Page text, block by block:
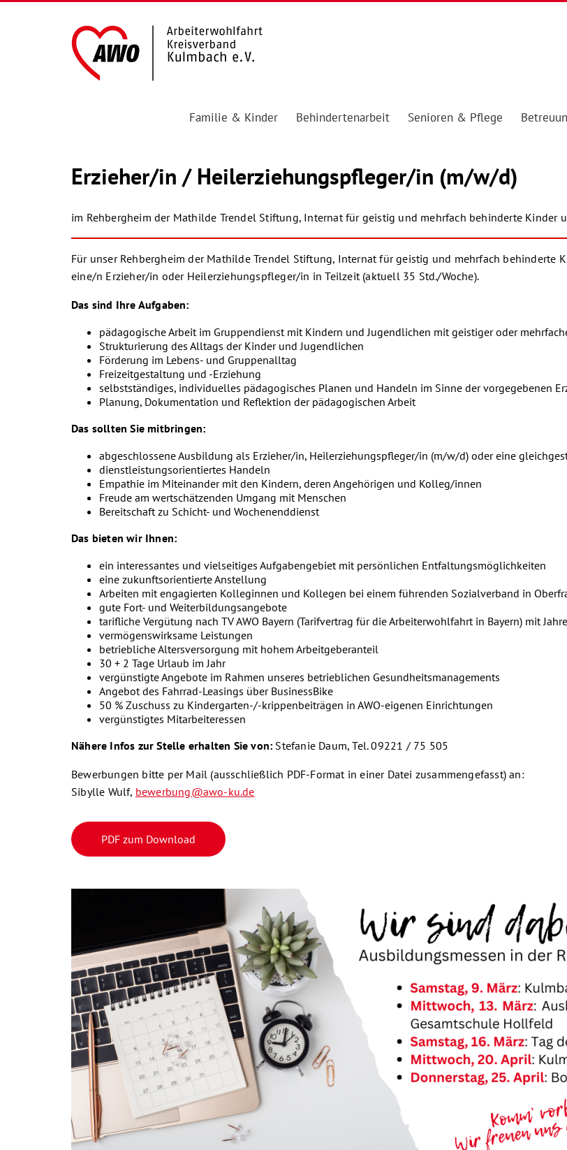
Familie & Kinder Behindertenarbeit Senioren & Pflege
Erzieher/in / Heilerziehungspfleger/in (m/w/d)
im Rehbergheim der Mathilde Trendel Stiftung, Internat für geistig und mehrfach behinderte Kinder
Für unser Rehbergheim der Mathilde Trendel Stiftung, Internat für geistig und mehrfach behinderte
eine/n Erzieher/in oder Heilerziehungspfleger/in in Teilzeit (aktuell 35 Std./Woche).
Das sind Ihre Aufgaben:
pädagogische Arbeit im Gruppendienst mit Kindern und Jugendlichen mit geistiger oder
Strukturierung des Alltags der Kinder und Jugendlichen
Förderung im Lebens- und Gruppenalltag
Freizeitgestaltung und -Erziehung
selbstständiges, individuelles pädagogisches Planen und Handeln im Sinne der vorgegebenen
Planung, Dokumentation und Reflektion der pädagogischen Arbeit
Das sollten Sie mitbringen:
abgeschlossene Ausbildung als Erzieher/in, Heilerziehungspfleger/in (m/w/d) oder eine
dienstleistungsorientiertes Handeln
Empathie im Miteinander mit den Kindern, deren Angehörigen und Kolleg/innen
Freude am wertschätzenden Umgang mit Menschen
Bereitschaft zu Schicht- und Wochenenddienst
Das bieten wir Ihnen:
ein interessantes und vielseitiges Aufgabengebiet mit persönlichen Entfaltungsmöglichkeiten
eine zukunftsorientierte Anstellung
Arbeiten mit engagierten Kolleginnen und Kollegen bei einem führenden Sozialverband in
gute Fort- und Weiterbildungsangebote
tarifliche Vergütung nach TV AWO Bayern (Tarifvertrag für die Arbeiterwohlfahrt in Bayern) mit
vermögenswirksame Leistungen
betriebliche Altersversorgung mit hohem Arbeitgeberanteil
30 + 2 Tage Urlaub im Jahr
vergünstigte Angebote im Rahmen unseres betrieblichen Gesundheitsmanagements
Angebot des Fahrrad-Leasings über BusinessBike
50 % Zuschuss zu Kindergarten-/-krippenbeiträgen in AWO-eigenen Einrichtungen
vergünstigtes Mitarbeiteressen
Nähere Infos zur Stelle erhalten Sie von: Stefanie Daum, Tel. 09221 / 75 505
Bewerbungen bitte per Mail (ausschließlich PDF-Format in einer Datei zusammengefasst) an:
Sibylle Wulf, bewerbung@awo-ku.de
PDF zum Download